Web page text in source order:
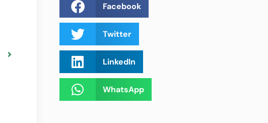
Facebook
Twitter
LinkedIn
WhatsApp